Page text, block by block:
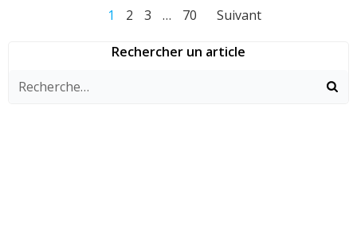
Navigation
des
Navigation
des
Page
1 Page
2 Page
3 … Page
70
des
Suivant
Rechercher un article